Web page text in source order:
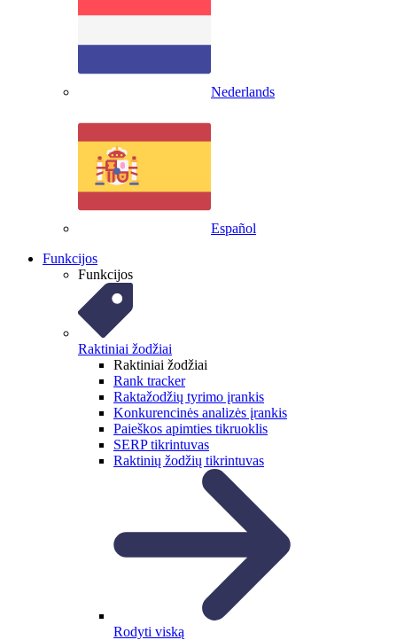
Nederlands
Español
Funkcijos
Funkcijos
Raktiniai žodžiai
Raktiniai žodžiai
Rank tracker
Raktažodžių tyrimo įrankis
Konkurencinės analizės įrankis
Paieškos apimties tikruoklis
SERP tikrintuvas
Raktinių žodžių tikrintuvas
Rodyti viską